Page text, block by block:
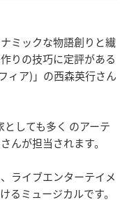
ミックな物語創りと繊
りの技巧に定評がある
ィア)」の西森英行さん
しても多く のアーテ
んが担当されます。
ライブエンターテイメ
るミュージカルです。